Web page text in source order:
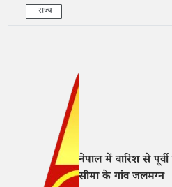
राज्य
नेपाल में बारिश से
सीमा के गांव जलमग्न